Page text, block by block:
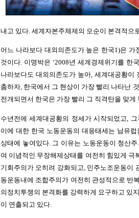
내고 있다. 세계자본주체제의 모순이 본격적으
어느 나라보다 대외의존도가 높은 한국1)은
것이다. 이명박은 ‘2008년 세계경제위기를 한
나라보다도 대외의존도가 높아, 세계대공황이
춤하자, 한국에서 그 현상이 가장 빨리 나타난
전개되면서 한국은 가장 빨리 그 직격탄을 맞게
수년전에 세계대공황의 정세가 시작되었고,
이에 대한 한국 노동운동의 대응태세는 남유
상태에 놓여있다. 그 이유는 노동운동이 청산
여 이념적인 무장해제상태를 여전히 힘있게 극
기회주의가 오히려 강화되고, 민주노조운동이
동운동내에 조합주의가 여전히 관성적으로 반
의정치투쟁의 본격화를 강력하게 요구하고 있
이 연출되고 있다.